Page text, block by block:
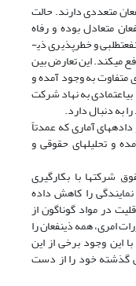
متعددی دارند. حالت
متعادل بوده و رفاه
جمعی حاصل گردد، اما موارد مختلفی مانند منفعت­طلبی و خطر­پذیری ذی­
می­کند. این تعارض بین
متفاوت به وجود آمده و
به نهاد شرکت
به دنبال دارد.
داده­های آماری که عمدتاً
و تحلیل­های حقوقی و
شرکتها با بکارگیری
نمایندگی را کاهش داده
در مواد گوناگون از
امری، همه ذی­نفعان را
این وجود برخی از این
گذشته خود را از دست